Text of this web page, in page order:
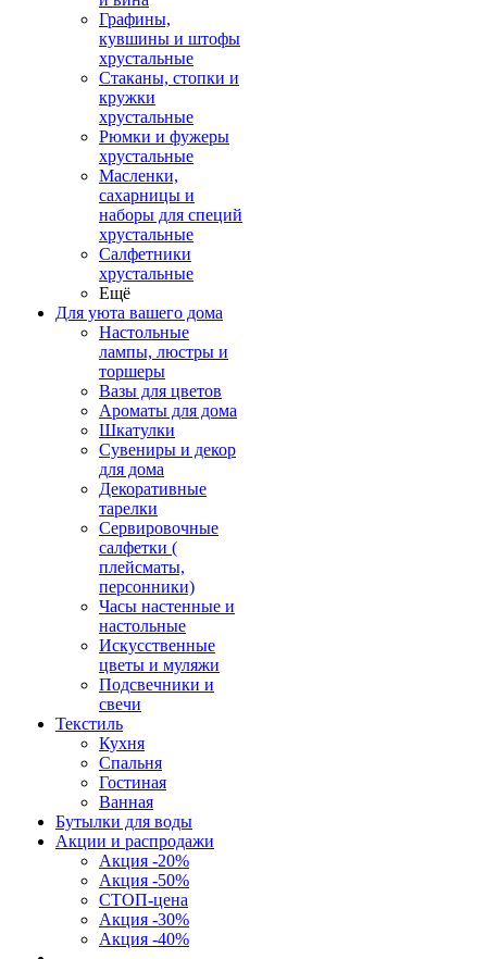
Графины,
кувшины и штофы
хрустальные
Стаканы, стопки и
кружки
хрустальные
Рюмки и фужеры
хрустальные
Масленки,
сахарницы и
наборы для специй
хрустальные
Салфетники
хрустальные
Ещё
Для уюта вашего дома
Настольные
лампы, люстры и
торшеры
Вазы для цветов
Ароматы для дома
Шкатулки
Сувениры и декор
для дома
Декоративные
тарелки
Сервировочные
салфетки (
плейсматы,
персонники)
Часы настенные и
настольные
Искусственные
цветы и муляжи
Подсвечники и
свечи
Текстиль
Кухня
Спальня
Гостиная
Ванная
Бутылки для воды
Акции и распродажи
Акция -20%
Акция -50%
СТОП-цена
Акция -30%
Акция -40%